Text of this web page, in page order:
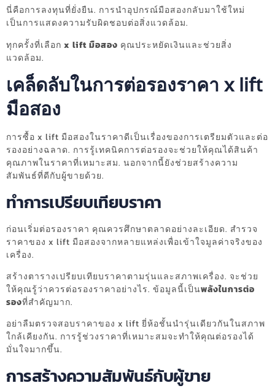
นี่คือการลงทุนที่ยั่งยืน. การนำอุปกรณ์มือสองกลับมาใช้ใหม่
เป็นการแสดงความรับผิดชอบต่อสิ่งแวดล้อม.
ทุกครั้งที่เลือก x lift มือสอง คุณประหยัดเงินและช่วยสิ่ง
แวดล้อม.
เคล็ดลับในการต่อรองราคา x lift
มือสอง
การซื้อ x lift มือสองในราคาดีเป็นเรื่องของการเตรียมตัวและต่อ
รองอย่างฉลาด. การรู้เทคนิคการต่อรองจะช่วยให้คุณได้สินค้า
คุณภาพในราคาที่เหมาะสม. นอกจากนี้ยังช่วยสร้างความ
สัมพันธ์ที่ดีกับผู้ขายด้วย.
ทำการเปรียบเทียบราคา
ก่อนเริ่มต่อรองราคา คุณควรศึกษาตลาดอย่างละเอียด. สำรวจ
ราคาของ x lift มือสองจากหลายแหล่งเพื่อเข้าใจมูลค่าจริงของ
เครื่อง.
สร้างตารางเปรียบเทียบราคาตามรุ่นและสภาพเครื่อง. จะช่วย
ให้คุณรู้ว่าควรต่อรองราคาอย่างไร. ข้อมูลนี้เป็นพลังในการต่อ
รองที่สำคัญมาก.
อย่าลืมตรวจสอบราคาของ x lift ยี่ห้อชั้นนำรุ่นเดียวกันในสภาพ
ใกล้เคียงกัน. การรู้ช่วงราคาที่เหมาะสมจะทำให้คุณต่อรองได้
มั่นใจมากขึ้น.
การสร้างความสัมพันธ์กับผู้ขาย